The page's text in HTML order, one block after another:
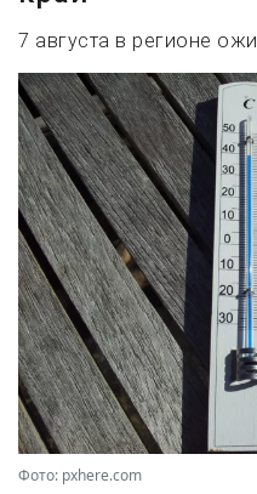
7 августа в регионе
Фото: pxhere.com